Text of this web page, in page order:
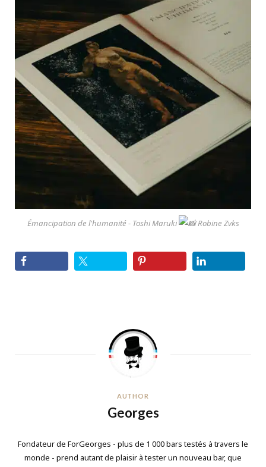
Émancipation de l'humanité - Toshi Maruki Robine Zvks
AUTHOR
Georges
Fondateur de ForGeorges - plus de 1 000 bars testés à travers le
monde - prend autant de plaisir à tester un nouveau bar, que